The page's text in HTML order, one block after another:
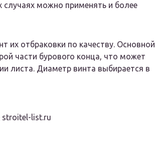
можно применять и более
их отбраковки по качеству. Основной
части бурового конца, что может
листа. Диаметр винта выбирается в
stroitel-list.ru